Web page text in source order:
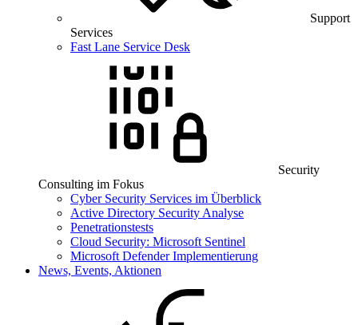
Support
Services
Fast Lane Service Desk
Security
Consulting im Fokus
Cyber Security Services im Überblick
Active Directory Security Analyse
Penetrationstests
Cloud Security: Microsoft Sentinel
Microsoft Defender Implementierung
News, Events, Aktionen